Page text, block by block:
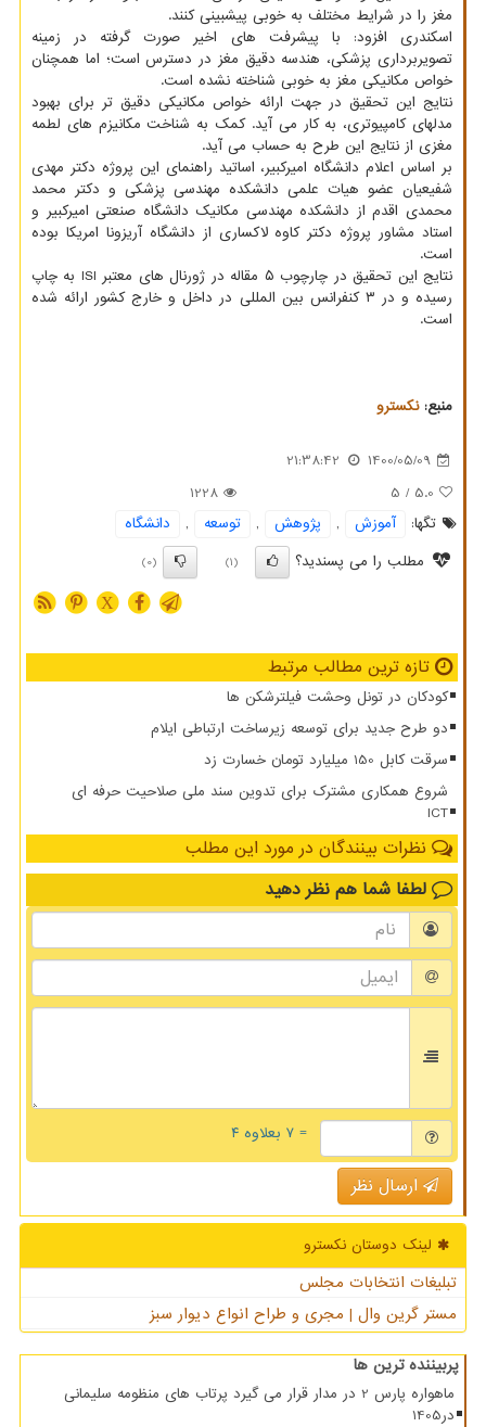
مغز را در شرایط مختلف به خوبی پیشبینی کنند.
اسکندری افزود: با پیشرفت های اخیر صورت گرفته در زمینه
تصویربرداری پزشکی، هندسه دقیق مغز در دسترس است؛ اما همچنان
خواص مکانیکی مغز به خوبی شناخته نشده است.
نتایج این تحقیق در جهت ارائه خواص مکانیکی دقیق تر برای بهبود
مدلهای کامپیوتری، به کار می آید. کمک به شناخت مکانیزم های لطمه
مغزی از نتایج این طرح به حساب می آید.
بر اساس اعلام دانشگاه امیرکبیر، اساتید راهنمای این پروژه دکتر مهدی
شفیعیان عضو هیات علمی دانشکده مهندسی پزشکی و دکتر محمد
محمدی اقدم از دانشکده مهندسی مکانیک دانشگاه صنعتی امیرکبیر و
استاد مشاور پروژه دکتر کاوه لاکساری از دانشگاه آریزونا امریکا بوده
است.
نتایج این تحقیق در چارچوب ۵ مقاله در ژورنال های معتبر ISI به چاپ
رسیده و در ۳ کنفرانس بین المللی در داخل و خارج کشور ارائه شده
است.
منبع:نكسترو
1400/05/09
21:38:42
5.0
/ 5
1228
تگها:
آموزش , پژوهش , توسعه ,
دانشگاه
مطلب را می پسندید؟
(1)
(0)
X
تازه ترین مطالب مرتبط
کودکان در تونل وحشت فیلترشکن ها
دو طرح جدید برای توسعه زیرساخت ارتباطی ایلام
سرقت کابل 150 میلیارد تومان خسارت زد
شروع همکاری مشترک برای تدوین سند ملی صلاحیت حرفه ای
ICT
نظرات بینندگان در مورد این مطلب
لطفا شما هم نظر دهید
= ۷ بعلاوه ۴
ارسال نظر
لینک دوستان نكسترو
تبلیغات انتخابات مجلس
مستر گرین وال | مجری و طراح انواع دیوار سبز
پربیننده ترین ها
ماهواره پارس 2 در مدار قرار می گیرد پرتاب های منظومه سلیمانی
در1405